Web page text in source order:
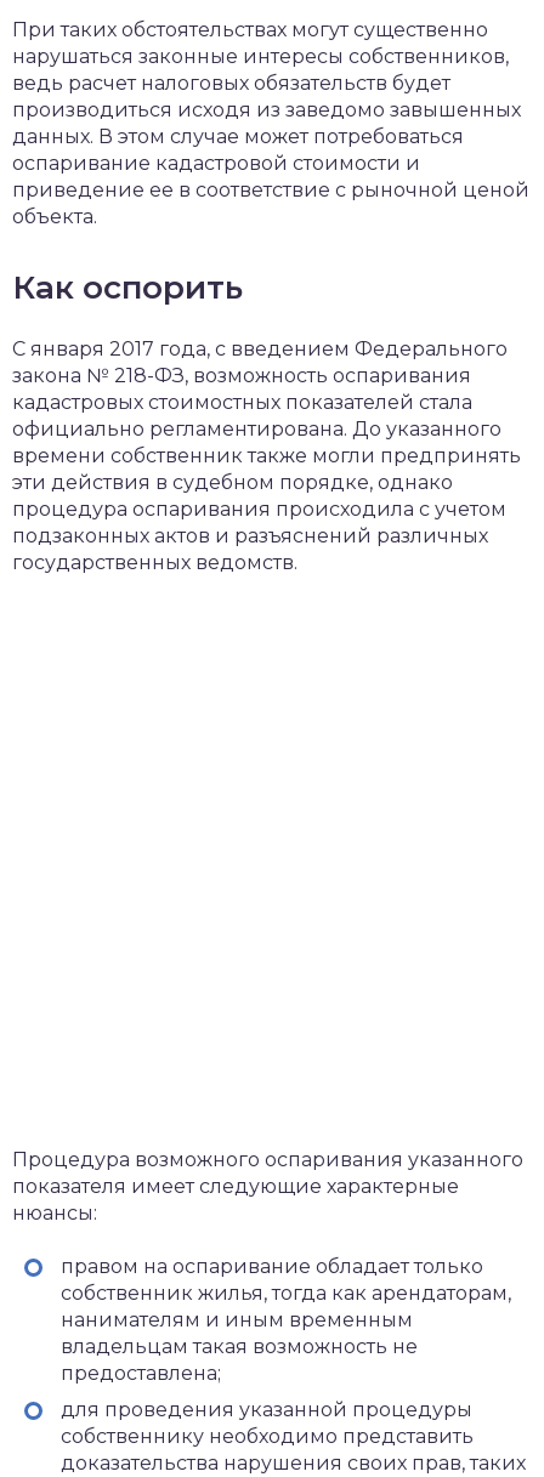
При таких обстоятельствах могут существенно
нарушаться законные интересы собственников,
ведь расчет налоговых обязательств будет
производиться исходя из заведомо завышенных
данных. В этом случае может потребоваться
оспаривание кадастровой стоимости и
приведение ее в соответствие с рыночной ценой
объекта.
Как оспорить
С января 2017 года, с введением Федерального
закона № 218-ФЗ, возможность оспаривания
кадастровых стоимостных показателей стала
официально регламентирована. До указанного
времени собственник также могли предпринять
эти действия в судебном порядке, однако
процедура оспаривания происходила с учетом
подзаконных актов и разъяснений различных
государственных ведомств.
Процедура возможного оспаривания указанного
показателя имеет следующие характерные
нюансы:
правом на оспаривание обладает только
собственник жилья, тогда как арендаторам,
нанимателям и иным временным
владельцам такая возможность не
предоставлена;
для проведения указанной процедуры
собственнику необходимо представить
доказательства нарушения своих прав, таких